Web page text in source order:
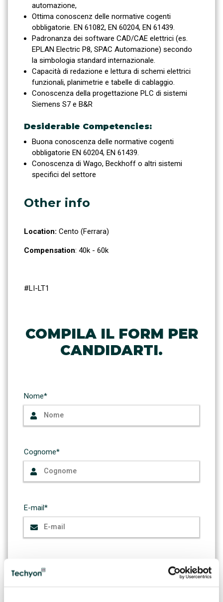
automazione,
Ottima conoscenz delle normative cogenti
obbligatorie. EN 61082, EN 60204, EN 61439.
Padronanza dei software CAD/CAE elettrici (es.
EPLAN Electric P8, SPAC Automazione) secondo
la simbologia standard internazionale.
Capacità di redazione e lettura di schemi elettrici
funzionali, planimetrie e tabelle di cablaggio.
Conoscenza della progettazione PLC di sistemi
Siemens S7 e B&R
Desiderable Competencies:
Buona conoscenza delle normative cogenti
obbligatorie EN 60204, EN 61439.
Conoscenza di Wago, Beckhoff o altri sistemi
specifici del settore
Other info
Location: Cento (Ferrara)
Compensation: 40k - 60k
#LI-LT1
COMPILA IL FORM PER
CANDIDARTI.
Nome*
Cognome*
E-mail*